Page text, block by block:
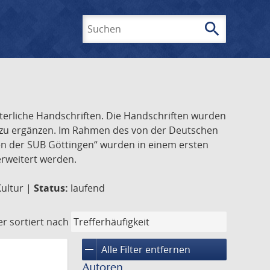
search
Handschriften. Die Handschriften wurden
ergänzen. Im Rahmen des von der Deutschen
SUB Göttingen“ wurden in einem ersten
werden.
| Status: laufend
sortiert nach
remove Alle Filter entfernen